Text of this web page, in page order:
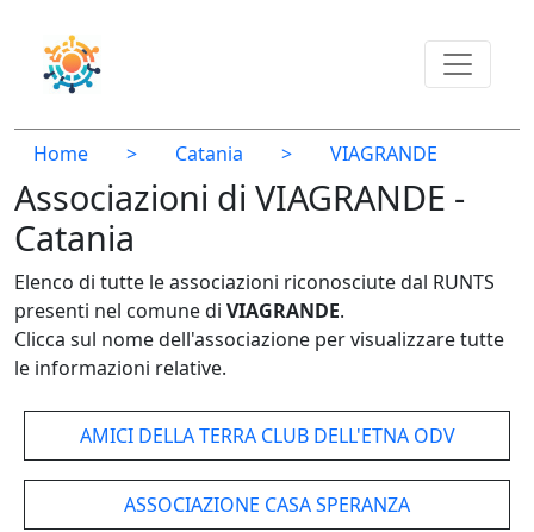
Home > Catania > VIAGRANDE
Associazioni di VIAGRANDE -
Catania
Elenco di tutte le associazioni riconosciute dal RUNTS
presenti nel comune di VIAGRANDE.
Clicca sul nome dell'associazione per visualizzare tutte
le informazioni relative.
AMICI DELLA TERRA CLUB DELL'ETNA ODV
ASSOCIAZIONE CASA SPERANZA